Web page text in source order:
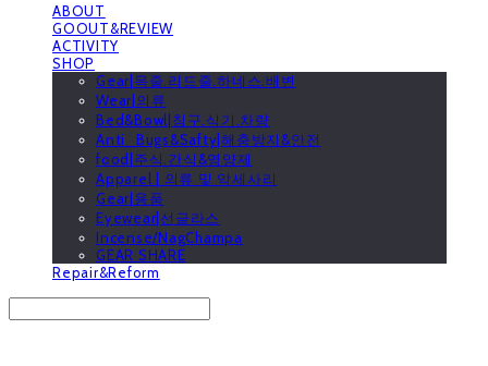
ABOUT
GOOUT&REVIEW
ACTIVITY
SHOP
Gear|목줄.리드줄.하네스.배변
Wear|의류
Bed&Bowl|침구.식기.차량
Anti_Bugs&Safty|해충방지&안전
food|주식.간식&영양제
Apparel | 의류 및 악세사리
Gear|용품
Eyewear|선글라스
Incense/NagChampa
GEAR SHARE
Repair&Reform